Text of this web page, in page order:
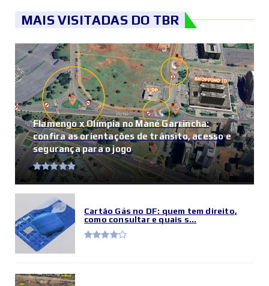
MAIS VISITADAS DO TBR
Flamengo x Olímpia no Mané Garrincha:
confira as orientações de trânsito, acesso e
segurança para o jogo
Cartão Gás no DF: quem tem direito,
como consultar e quais s...